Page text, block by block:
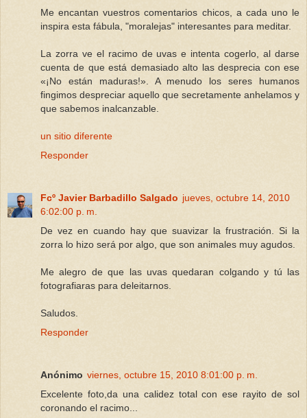
Me encantan vuestros comentarios chicos, a cada uno le
inspira esta fábula, "moralejas" interesantes para meditar.
La zorra ve el racimo de uvas e intenta cogerlo, al darse
cuenta de que está demasiado alto las desprecia con ese
«¡No están maduras!». A menudo los seres humanos
fingimos despreciar aquello que secretamente anhelamos y
que sabemos inalcanzable.
un sitio diferente
Responder
Fcº Javier Barbadillo Salgado jueves, octubre 14, 2010
6:02:00 p. m.
De vez en cuando hay que suavizar la frustración. Si la
zorra lo hizo será por algo, que son animales muy agudos.
Me alegro de que las uvas quedaran colgando y tú las
fotografiaras para deleitarnos.
Saludos.
Responder
Anónimo viernes, octubre 15, 2010 8:01:00 p. m.
Excelente foto,da una calidez total con ese rayito de sol
coronando el racimo...